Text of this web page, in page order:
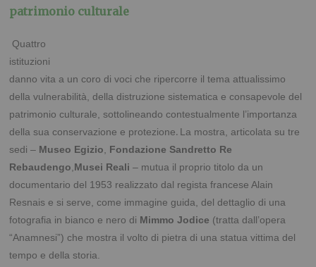
patrimonio culturale
Quattro
istituzioni
danno vita a un coro di voci che ripercorre il tema attualissimo
della vulnerabilità, della distruzione sistematica e consapevole del
patrimonio culturale, sottolineando contestualmente l’importanza
della sua conservazione e protezione. La mostra, articolata su tre
sedi – Museo Egizio, Fondazione Sandretto Re
Rebaudengo,Musei Reali – mutua il proprio titolo da un
documentario del 1953 realizzato dal regista francese Alain
Resnais e si serve, come immagine guida, del dettaglio di una
fotografia in bianco e nero di Mimmo Jodice (tratta dall’opera
“Anamnesi”) che mostra il volto di pietra di una statua vittima del
tempo e della storia.